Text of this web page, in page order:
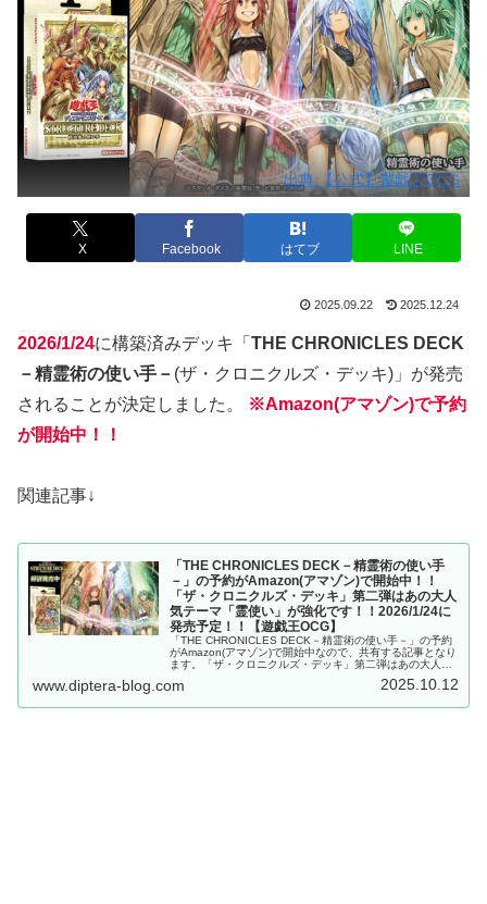
出典:【公式】遊戯王OCG
X Facebook はてブ LINE
2025.09.22 2025.12.24
2026/1/24に構築済みデッキ「 THE CHRONICLES DECK
－精霊術の使い手－ (ザ・クロニクルズ・デッキ)」が発売
されることが決定しました。
※Amazon(アマゾン)で予約
が開始中！！
関連記事↓
「THE CHRONICLES DECK－精霊術の使い手
－」の予約がAmazon(アマゾン)で開始中！！
「ザ・クロニクルズ・デッキ」第二弾はあの大人
気テーマ「霊使い」が強化です！！2026/1/24に
発売予定！！【遊戯王OCG】
「THE CHRONICLES DECK－精霊術の使い手－」の予約
がAmazon(アマゾン)で開始中なので、共有する記事となり
ます。「ザ・クロニクルズ・デッキ」第二弾はあの大人気
定！！【遊戯王OCG】
www.diptera-blog.com 2025.10.12